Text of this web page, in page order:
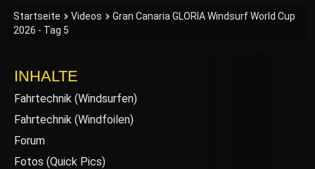
Startseite Videos
Gran Canaria GLORIA Windsurf World Cup
2026 - Tag 5
INHALTE
Fahrtechnik (Windsurfen)
Fahrtechnik (Windfoilen)
Forum
Fotos (Quick Pics)